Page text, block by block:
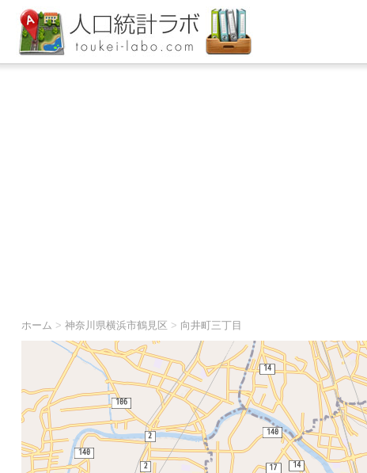
ホーム > 神奈川県横浜市鶴見区 > 向井町三丁目